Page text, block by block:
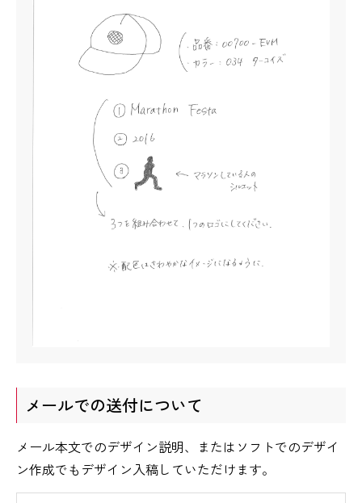
メールでの送付について
メール本文でのデザイン説明、またはソフトでのデザイ
ン作成でもデザイン入稿していただけます。